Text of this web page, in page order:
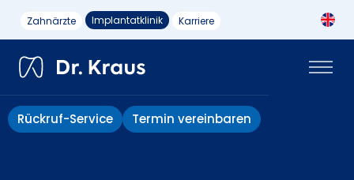
Zahnärzte Implantatklinik Karriere
Rückruf-Service Termin vereinbaren